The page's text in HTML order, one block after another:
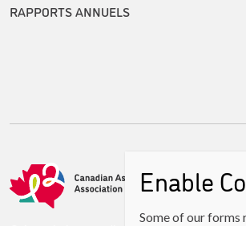
RAPPORTS ANNUELS
Enable
Some of our forms